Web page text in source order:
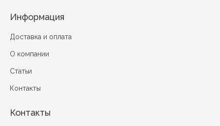
Информация
Доставка и оплата
О компании
Статьи
Контакты
Контакты